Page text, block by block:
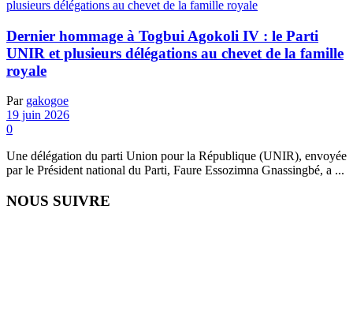
Dernier hommage à Togbui Agokoli IV : le Parti
UNIR et plusieurs délégations au chevet de la famille
royale
Par gakogoe
19 juin 2026
0
‎‎Une délégation du parti Union pour la République (UNIR), envoyée
par le Président national du Parti, Faure Essozimna Gnassingbé, a ...
NOUS SUIVRE